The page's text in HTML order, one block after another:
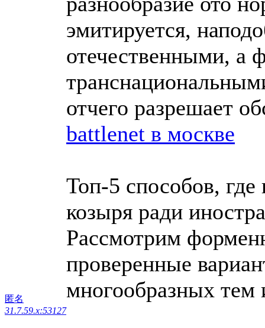
匿名
31.7.59.x:53127
эмитируется,
отечественными, а
отчего разрешает
battlenet в москве
Топ-5 способов,
козыря ради
Рассмотрим
проверенные
многообразных тем